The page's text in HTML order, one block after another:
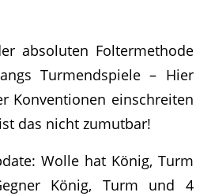
absoluten Foltermethode
Turmendspiele – Hier
Konventionen einschreiten
das nicht zumutbar!
Wolle hat König, Turm
König, Turm und 4